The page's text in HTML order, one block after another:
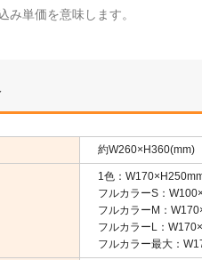
単価を意味します。
約W260×H360(mm)
1色：
フルカラーS：
フルカラーM：
フルカラーL：
フルカラー最大：